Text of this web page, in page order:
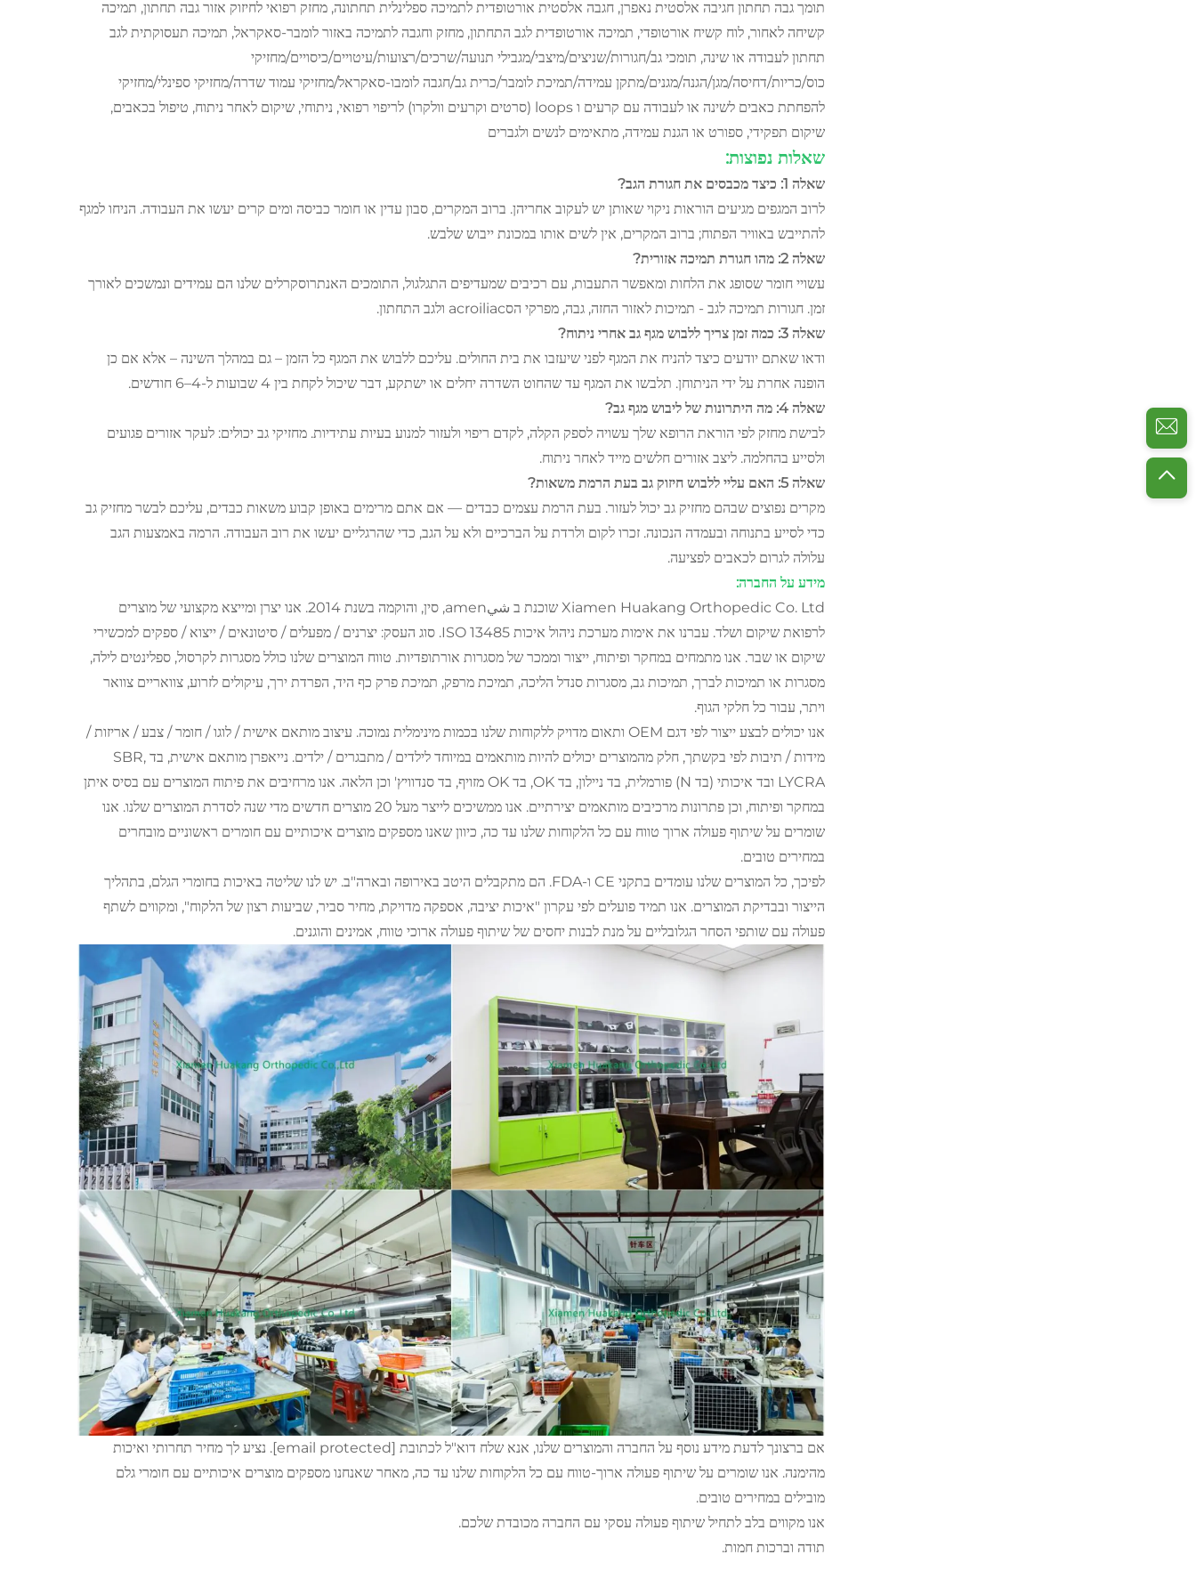
תומך גבה תחתון חגיבה אלסטית נאפרן, חגבה אלסטית אורטופדית לתמיכה ספלינלית תחתונה, מחזק רפואי לחיזוק אזור גבה תחתון, תמיכה
קשיחה לאחור, לוח קשיח אורטופדי, תמיכה אורטופדית לגב התחתון, מחזק וחגבה לתמיכה באזור לומבר-סאקראל, תמיכה תעסוקתית לגב
תחתון לעבודה או שינה, תומכי גב/חגורות/שניצים/מיצבי/מגבילי תנועה/שרכים/רצועות/עיטויים/כיסויים/מחזיקי
כוס/כריות/דחיסה/מגן/הגנה/מגנים/מתקן עמידה/תמיכת לומבר/כרית גב/חגבה לומבו-סאקראל/מחזיקי עמוד שדרה/מחזיקי ספינלי/מחזיקי
להפחתת כאבים לשינה או לעבודה עם קרעים ו loops (סרטים וקרעים וולקרו) לריפוי רפואי, ניתוחי, שיקום לאחר ניתוח, טיפול בכאבים,
שיקום תפקידי, ספורט או הגנת עמידה, מתאימים לנשים ולגברים
שאלות נפוצות:
שאלה 1: כיצד מכבסים את חגורת הגב?
לרוב המגפים מגיעים הוראות ניקוי שאותן יש לעקוב אחריהן. ברוב המקרים, סבון עדין או חומר כביסה ומים קרים יעשו את העבודה. הניחו למגף
להתייבש באוויר הפתוח; ברוב המקרים, אין לשים אותו במכונת ייבוש שלבש.
שאלה 2: מהו חגורת תמיכה אזורית?
עשויי חומר שסופג את הלחות ומאפשר התעבות, עם רכיבים שמעדיפים התגלגול, התומכים האנתרוסקרלים שלנו הם עמידים ונמשכים לאורך
זמן. חגורות תמיכה לגב - תמיכות לאזור החזה, גבה, מפרקי הסacroiliac ולגב התחתון.
שאלה 3: כמה זמן צריך ללבוש מגף גב אחרי ניתוח?
ודאו שאתם יודעים כיצד להניח את המגף לפני שיעזבו את בית החולים. עליכם ללבוש את המגף כל הזמן – גם במהלך השינה – אלא אם כן
הופנה אחרת על ידי הניתוחן. תלבשו את המגף עד שהחוט השדרה יחלים או ישתקע, דבר שיכול לקחת בין 4 שבועות ל-4–6 חודשים.
שאלה 4: מה היתרונות של ליבוש מגף גב?
לבישת מחזק לפי הוראת הרופא שלך עשויה לספק הקלה, לקדם ריפוי ולעזור למנוע בעיות עתידיות. מחזיקי גב יכולים: לעקר אזורים פגועים
ולסייע בהחלמה. ליצב אזורים חלשים מייד לאחר ניתוח.
שאלה 5: האם עליי ללבוש חיזוק גב בעת הרמת משאות?
מקרים נפוצים שבהם מחזיק גב יכול לעזור. בעת הרמת עצמים כבדים — אם אתם מרימים באופן קבוע משאות כבדים, עליכם לבשר מחזיק גב
כדי לסייע בתנוחה ובעמדה הנכונה. זכרו לקום ולרדת על הברכיים ולא על הגב, כדי שהרגליים יעשו את רוב העבודה. הרמה באמצעות הגב
עלולה לגרום לכאבים לפציעה.
מידע על החברה:
Xiamen Huakang Orthopedic Co. Ltd שוכנת ב شيamen, סין, והוקמה בשנת 2014. אנו יצרן ומייצא מקצועי של מוצרים
לרפואת שיקום ושלד. עברנו את אימות מערכת ניהול איכות ISO 13485. סוג העסק: יצרנים / מפעלים / סיטונאים / ייצוא / ספקים למכשירי
שיקום או שבר. אנו מתמחים במחקר ופיתוח, ייצור וממכר של מסגרות אורתופדיות. טווח המוצרים שלנו כולל מסגרות לקרסול, ספלינטים לילה,
מסגרות או תמיכות לברך, תמיכות גב, מסגרות סנדל הליכה, תמיכת מרפק, תמיכת פרק כף היד, הפרדת ירך, עיקולים לזרוע, צוואריים צוואר
ויתר, עבור כל חלקי הגוף.
אנו יכולים לבצע ייצור לפי דגם OEM ותאום מדויק ללקוחות שלנו בכמות מינימלית נמוכה. עיצוב מותאם אישית / לוגו / חומר / צבע / אריזות /
מידות / תיבות לפי בקשתך, חלק מהמוצרים יכולים להיות מותאמים במיוחד לילדים / מתבגרים / ילדים. נייאפרן מותאם אישית, בד SBR,
LYCRA ובד איכותי (בד N) פורמלית, בד ניילון, בד OK, בד OK מזויף, בד סנדוויץ' וכן הלאה. אנו מרחיבים את פיתוח המוצרים עם בסיס איתן
במחקר ופיתוח, וכן פתרונות מרכיבים מותאמים יצירתיים. אנו ממשיכים לייצר מעל 20 מוצרים חדשים מדי שנה לסדרת המוצרים שלנו. אנו
שומרים על שיתוף פעולה ארוך טווח עם כל הלקוחות שלנו עד כה, כיוון שאנו מספקים מוצרים איכותיים עם חומרים ראשוניים מובחרים
במחירים טובים.
לפיכך, כל המוצרים שלנו עומדים בתקני CE ו-FDA. הם מתקבלים היטב באירופה ובארה"ב. יש לנו שליטה באיכות בחומרי הגלם, בתהליך
הייצור ובבדיקת המוצרים. אנו תמיד פועלים לפי עקרון "איכות יציבה, אספקה מדויקת, מחיר סביר, שביעות רצון של הלקוח", ומקווים לשתף
פעולה עם שותפי הסחר הגלובליים על מנת לבנות יחסים של שיתוף פעולה ארוכי טווח, אמינים והוגנים.
אם ברצונך לדעת מידע נוסף על החברה והמוצרים שלנו, אנא שלח דוא"ל לכתובת [email protected]
. נציע לך מחיר תחרותי ואיכות
מהימנה. אנו שומרים על שיתוף פעולה ארוך-טווח עם כל הלקוחות שלנו עד כה, מאחר שאנחנו מספקים מוצרים איכותיים עם חומרי גלם
מובילים במחירים טובים.
אנו מקווים בלב לתחיל שיתוף פעולה עסקי עם החברה מכובדת שלכם.
תודה וברכות חמות.